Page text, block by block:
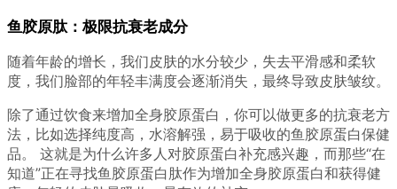
鱼胶原肽：极限抗衰老成分
随着年龄的增长，我们皮肤的水分较少，失去平滑感和柔软
度，我们脸部的年轻丰满度会逐渐消失，最终导致皮肤皱纹。
除了通过饮食来增加全身胶原蛋白，你可以做更多的抗衰老方
法，比如选择纯度高，水溶解强，易于吸收的鱼胶原蛋白保健
品。 这就是为什么许多人对胶原蛋白补充感兴趣，而那些“在
知道”正在寻找鱼胶原蛋白肽作为增加全身胶原蛋白和获得健